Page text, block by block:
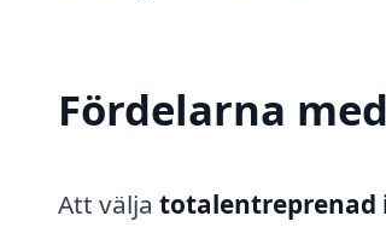
Fördelarna
Att välja totalentreprenad